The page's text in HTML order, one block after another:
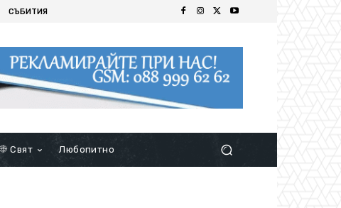
СЪБИТИЯ
Свят Любопитно